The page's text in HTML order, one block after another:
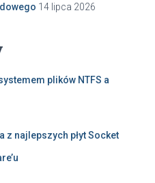
14 lipca 2026
plików NTFS a
z najlepszych płyt Socket